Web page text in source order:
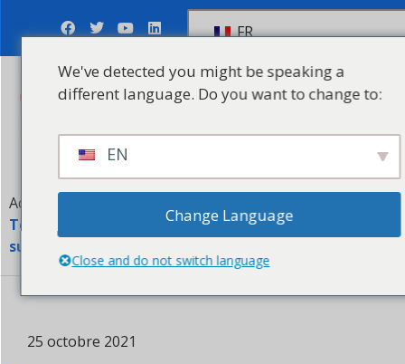
FR
Envoyer une
demande de
Accueil
Test de réussite Machine de fabrication de sacs de
suspension non tissés
25 octobre 2021
We've detected you might be speaking a
different language. Do you want to change to:
EN
Change Language
Close and do not switch language